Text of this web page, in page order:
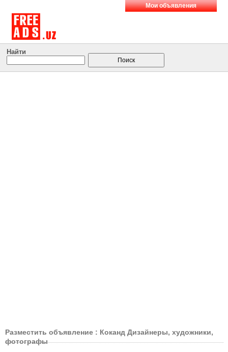
Мои объявления
Найти
Разместить объявление : Коканд Дизайнеры, художники,
фотографы